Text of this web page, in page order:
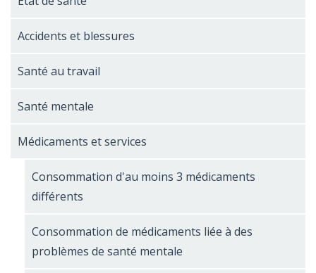
Accidents et blessures
Santé au travail
Santé mentale
Médicaments et services
Consommation d'au moins 3 médicaments
différents
Consommation de médicaments liée à des
problèmes de santé mentale